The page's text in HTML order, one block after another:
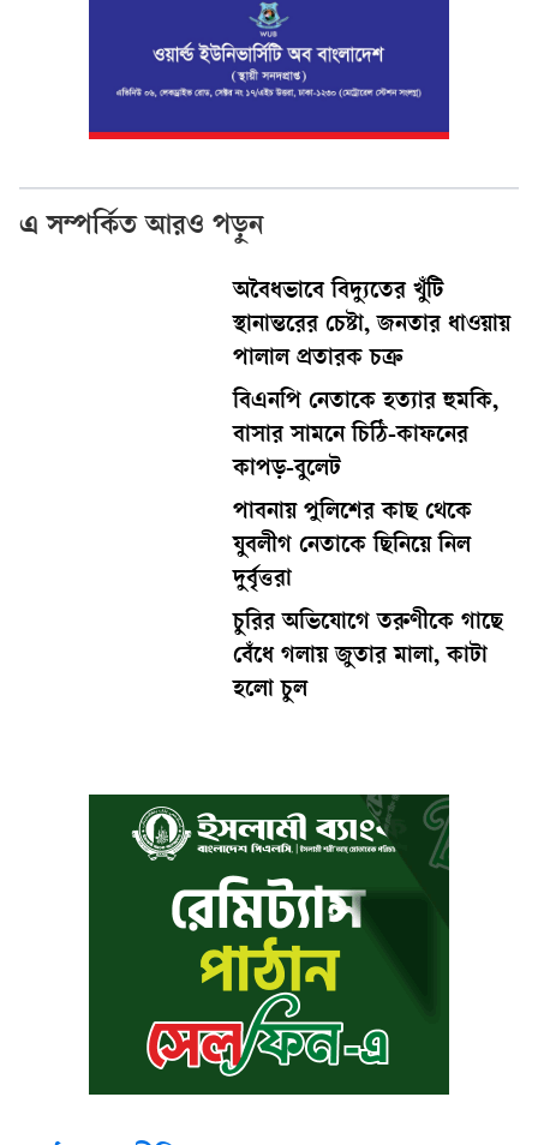
এ সম্পর্কিত আরও পড়ুন
অবৈধভাবে বিদ্যুতের খুঁটি
স্থানান্তরের চেষ্টা, জনতার ধাওয়ায়
পালাল প্রতারক চক্র
বিএনপি নেতাকে হত্যার হুমকি,
বাসার সামনে চিঠি-কাফনের
কাপড়-বুলেট
পাবনায় পুলিশের কাছ থেকে
যুবলীগ নেতাকে ছিনিয়ে নিল
দুর্বৃত্তরা
চুরির অভিযোগে তরুণীকে গাছে
বেঁধে গলায় জুতার মালা, কাটা
হলো চুল